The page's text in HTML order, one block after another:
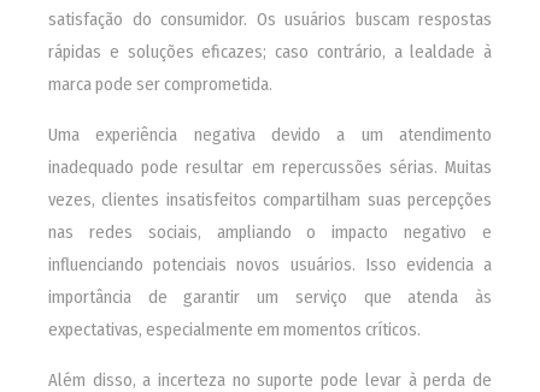
satisfação do consumidor. Os usuários buscam respostas
rápidas e soluções eficazes; caso contrário, a lealdade à
marca pode ser comprometida.
Uma experiência negativa devido a um atendimento
inadequado pode resultar em repercussões sérias. Muitas
vezes, clientes insatisfeitos compartilham suas percepções
nas redes sociais, ampliando o impacto negativo e
influenciando potenciais novos usuários. Isso evidencia a
importância de garantir um serviço que atenda às
expectativas, especialmente em momentos críticos.
Além disso, a incerteza no suporte pode levar à perda de